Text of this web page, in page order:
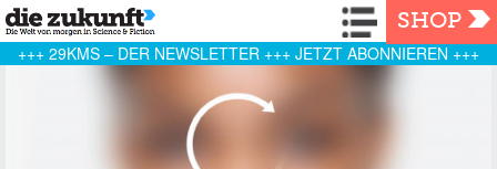
Navigation
SHOP
+++ 29KMS – DER NEWSLETTER +++ JETZT ABONNIEREN +++